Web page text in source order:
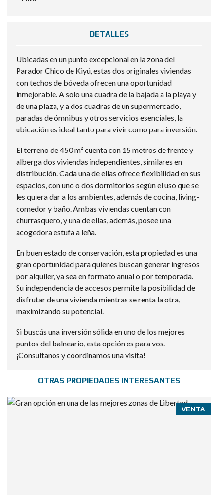
DETALLES
Ubicadas en un punto excepcional en la zona del
Parador Chico de Kiyú, estas dos originales viviendas
con techos de bóveda ofrecen una oportunidad
inmejorable. A solo una cuadra de la bajada a la playa y
de una plaza, y a dos cuadras de un supermercado,
paradas de ómnibus y otros servicios esenciales, la
ubicación es ideal tanto para vivir como para inversión.
El terreno de 450 m² cuenta con 15 metros de frente y
alberga dos viviendas independientes, similares en
distribución. Cada una de ellas ofrece flexibilidad en sus
espacios, con uno o dos dormitorios según el uso que se
les quiera dar a los ambientes, además de cocina, living-
comedor y baño. Ambas viviendas cuentan con
churrasquero, y una de ellas, además, posee una
acogedora estufa a leña.
En buen estado de conservación, esta propiedad es una
gran oportunidad para quienes buscan generar ingresos
por alquiler, ya sea en formato anual o por temporada.
Su independencia de accesos permite la posibilidad de
disfrutar de una vivienda mientras se renta la otra,
maximizando su potencial.
Si buscás una inversión sólida en uno de los mejores
puntos del balneario, esta opción es para vos.
¡Consultanos y coordinamos una visita!
OTRAS PROPIEDADES INTERESANTES
VENTA